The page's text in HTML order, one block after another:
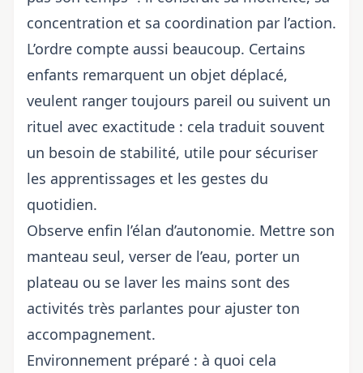
concentration et sa coordination par l’action.
L’ordre compte aussi beaucoup. Certains
enfants remarquent un objet déplacé,
veulent ranger toujours pareil ou suivent un
rituel avec exactitude : cela traduit souvent
un besoin de stabilité, utile pour sécuriser
les apprentissages et les gestes du
quotidien.
Observe enfin l’élan d’autonomie. Mettre son
manteau seul, verser de l’eau, porter un
plateau ou se laver les mains sont des
activités très parlantes pour ajuster ton
accompagnement.
Environnement préparé : à quoi cela